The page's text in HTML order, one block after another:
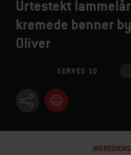
Urtestekt
kremede bønner
Oliver
SERVES 10